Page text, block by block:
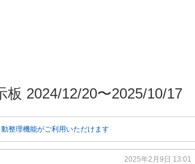
板 2024/12/20〜2025/10/17
整理機能がご利用いただけます
2025年2月9日 13:01